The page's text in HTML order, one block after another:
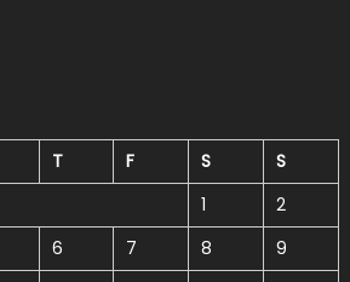
T F S
S
1
2
6 7 8
9